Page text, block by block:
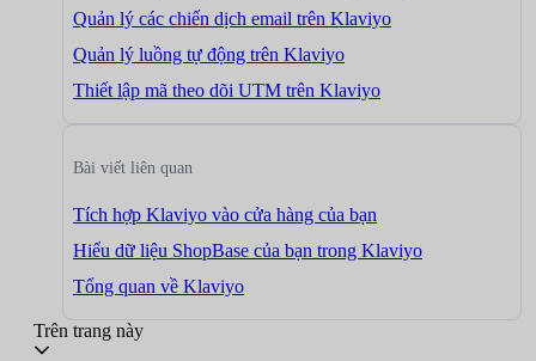
Quản lý các chiến dịch email trên Klaviyo
Quản lý luồng tự động trên Klaviyo
Thiết lập mã theo dõi UTM trên Klaviyo
Bài viết liên quan
Tích hợp Klaviyo vào cửa hàng của bạn
Hiểu dữ liệu ShopBase của bạn trong Klaviyo
Tổng quan về Klaviyo
Trên trang này